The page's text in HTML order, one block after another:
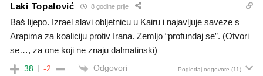
Laki Topalović 8 godine prije
Baš lijepo. Izrael slavi obljetnicu u Kairu i najavljuje saveze s
Arapima za koaliciju protiv Irana. Zemljo “profundaj se”. (Otvori
se…, za one koji ne znaju dalmatinski)
38 -2 Odgovori Pogledaj odgovore (11)